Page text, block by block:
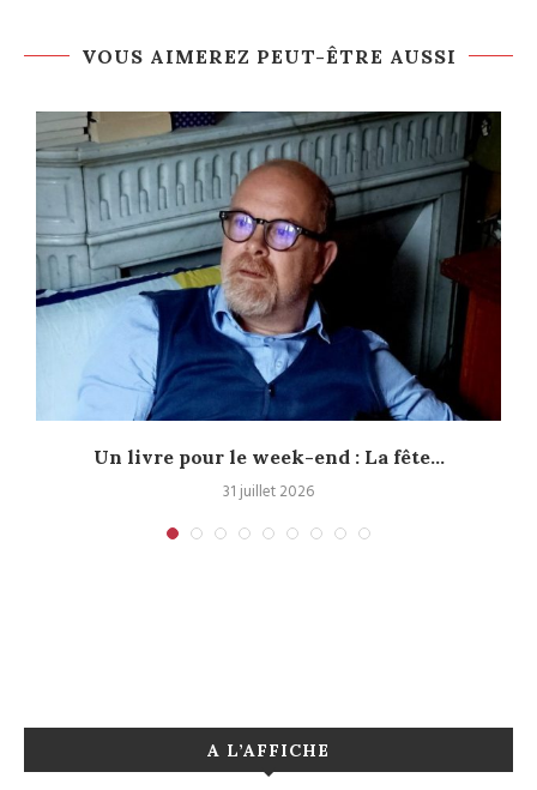
VOUS AIMEREZ PEUT-ÊTRE AUSSI
Un livre pour le week-end : La fête...
31 juillet 2026
A L’AFFICHE